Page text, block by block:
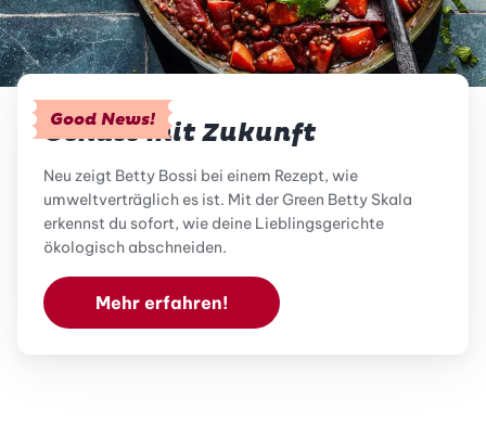
Good News!
Genuss mit Zukunft
Neu zeigt Betty Bossi bei einem Rezept, wie
umweltverträglich es ist. Mit der Green Betty Skala
erkennst du sofort, wie deine Lieblingsgerichte
ökologisch abschneiden.
Mehr erfahren!